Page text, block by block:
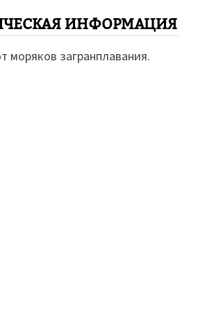
ИНФОРМАЦИЯ
моряков загранплавания.